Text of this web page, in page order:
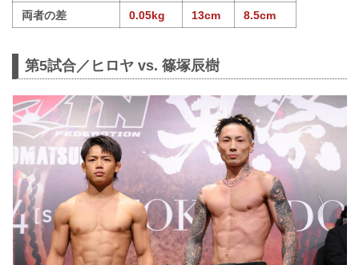
両者の差
0.05kg 13cm 8.5cm
第5試合／ヒロヤ vs. 篠塚辰樹